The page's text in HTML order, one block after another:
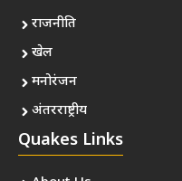
राजनीति
खेल
मनोरंजन
अंतरराष्ट्रीय
Quakes Links